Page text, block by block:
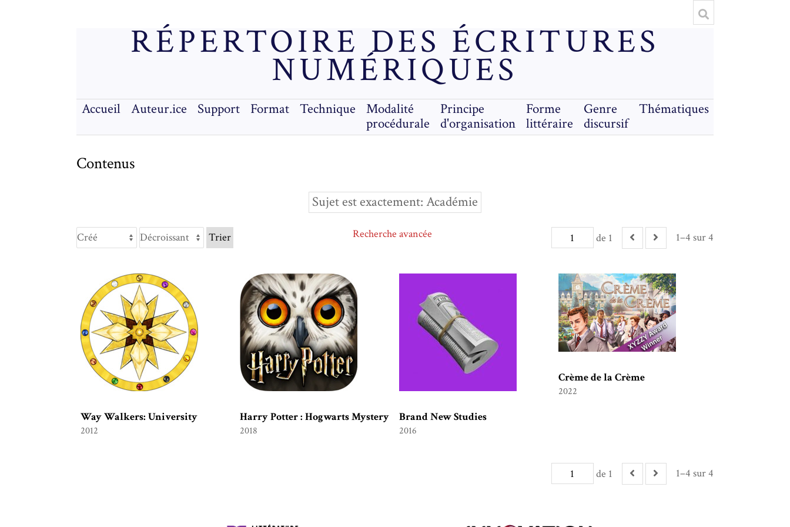
RÉPERTOIRE DES ÉCRITURES
NUMÉRIQUES
Accueil Auteur.ice Support Format Technique
Modalité
procédurale
Principe
d'organisation
Forme
littéraire
Genre
discursif
Thématiques
Contenus
Sujet est exactement Académie
de 1 1–4 sur 4
Recherche avancée
Trier
Way Walkers: University
2012
Harry Potter : Hogwarts Mystery
2018
Brand New Studies
2016
Crème de la Crème
2022
de 1 1–4 sur 4